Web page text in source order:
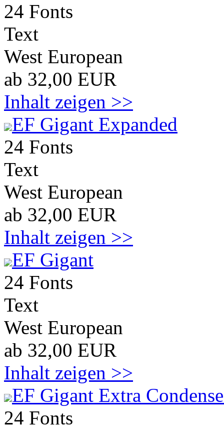
24 Fonts
Text
West European
ab 32,00 EUR
Inhalt zeigen >>
EF Gigant Expanded
24 Fonts
Text
West European
ab 32,00 EUR
Inhalt zeigen >>
EF Gigant
24 Fonts
Text
West European
ab 32,00 EUR
Inhalt zeigen >>
EF Gigant Extra
24 Fonts